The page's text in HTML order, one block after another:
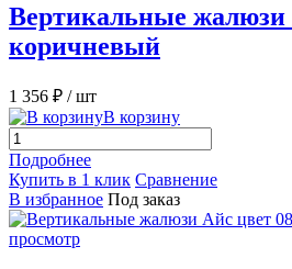
Вертикальные жалюзи
коричневый
1 356 ₽ / шт
В корзину
Подробнее
Купить в 1 клик Сравнение
В избранное Под заказ
просмотр